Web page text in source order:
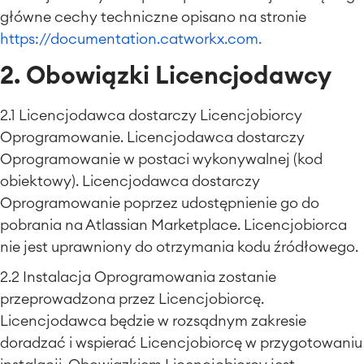
główne cechy techniczne opisano na stronie
https://documentation.catworkx.com.
2. Obowiązki Licencjodawcy
2.1 Licencjodawca dostarczy Licencjobiorcy
Oprogramowanie. Licencjodawca dostarczy
Oprogramowanie w postaci wykonywalnej (kod
obiektowy). Licencjodawca dostarczy
Oprogramowanie poprzez udostępnienie go do
pobrania na Atlassian Marketplace. Licencjobiorca
nie jest uprawniony do otrzymania kodu źródłowego.
2.2 Instalacja Oprogramowania zostanie
przeprowadzona przez Licencjobiorcę.
Licencjodawca będzie w rozsądnym zakresie
doradzać i wspierać Licencjobiorcę w przygotowaniu